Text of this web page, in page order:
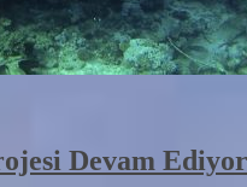
Devam Ediyor